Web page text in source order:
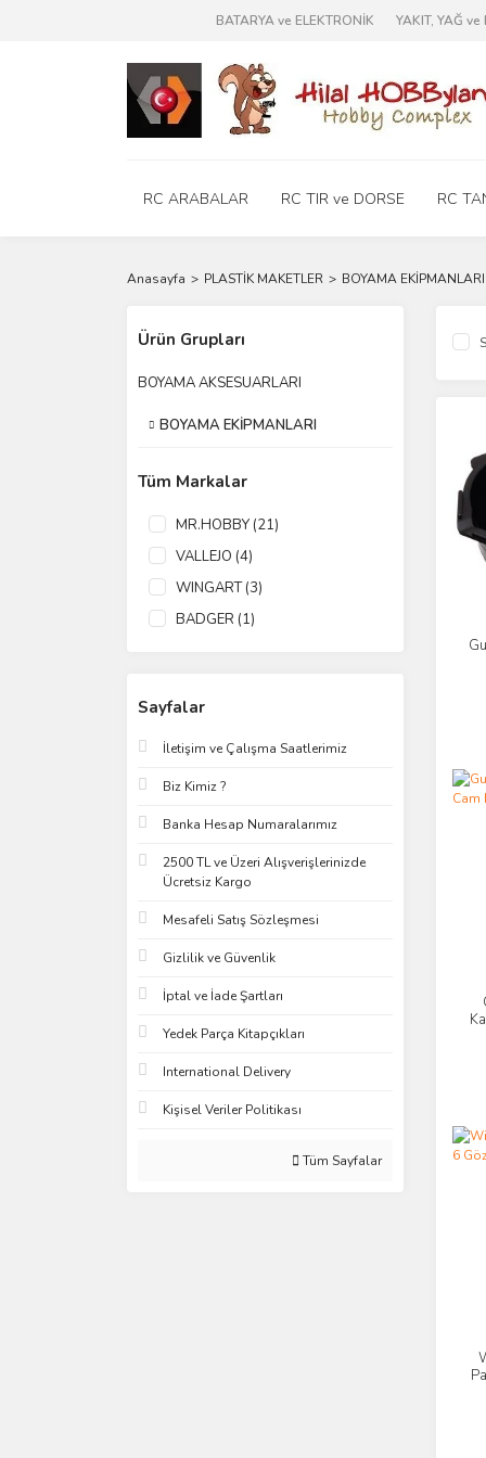
BATARYA ve ELEKTRONİK YAKIT, YAĞ
RC ARABALAR RC TIR ve DORSE RC
Anasayfa PLASTİK MAKETLER BOYAMA EKİPMANLARI
Ürün Grupları
BOYAMA AKSESUARLARI
BOYAMA EKİPMANLARI
Tüm Markalar
MR.HOBBY (21)
VALLEJO (4)
WINGART (3)
BADGER (1)
Sayfalar
İletişim ve Çalışma Saatlerimiz
Biz Kimiz ?
Banka Hesap Numaralarımız
2500 TL ve Üzeri Alışverişlerinizde
Ücretsiz Kargo
Mesafeli Satış Sözleşmesi
Gizlilik ve Güvenlik
İptal ve İade Şartları
Yedek Parça Kitapçıkları
International Delivery
Kişisel Veriler Politikası
Tüm Sayfalar